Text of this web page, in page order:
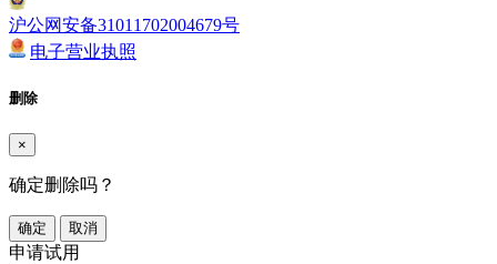
沪公网安备31011702004679号
电子营业执照
删除
×
确定删除吗？
确定 取消
申请试用